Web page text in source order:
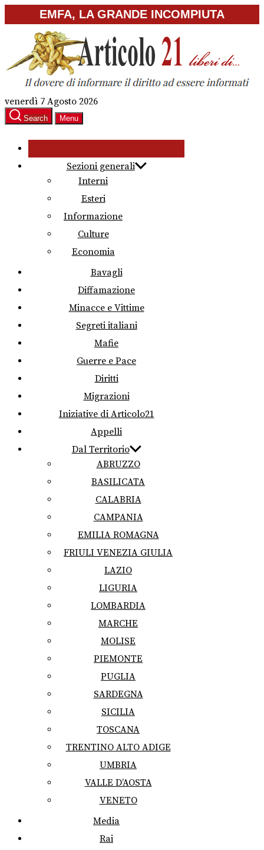
to
content
EMFA, LA GRANDE INCOMPIUTA
venerdì 7 Agosto 2026
Search Menu
Sezioni generali
Interni
Esteri
Informazione
Culture
Economia
Bavagli
Diffamazione
Minacce e Vittime
Segreti italiani
Mafie
Guerre e Pace
Diritti
Migrazioni
Iniziative di Articolo21
Appelli
Dal Territorio
ABRUZZO
BASILICATA
CALABRIA
CAMPANIA
EMILIA ROMAGNA
FRIULI VENEZIA GIULIA
LAZIO
LIGURIA
LOMBARDIA
MARCHE
MOLISE
PIEMONTE
PUGLIA
SARDEGNA
SICILIA
TOSCANA
TRENTINO ALTO ADIGE
UMBRIA
VALLE D’AOSTA
VENETO
Media
Rai